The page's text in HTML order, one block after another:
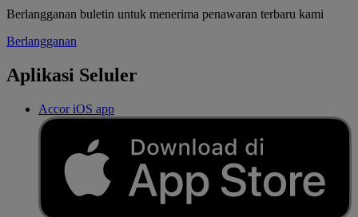
Berlangganan buletin untuk menerima penawaran terbaru kami
Berlangganan
Aplikasi Seluler
Accor iOS app